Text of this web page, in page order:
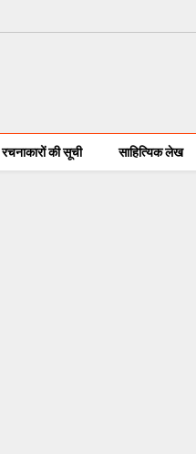
रचनाकारों की सूची साहित्यिक लेख